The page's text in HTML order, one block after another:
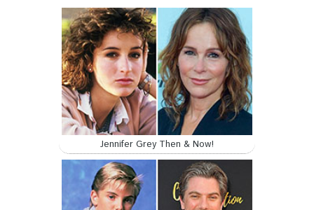
Jennifer Grey Then & Now!